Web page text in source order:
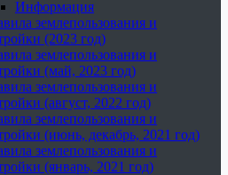
Информация
землепользования и
(2023 год)
землепользования и
(май, 2023 год)
землепользования и
(август, 2022 год)
землепользования и
(июнь, декабрь, 2021 год)
землепользования и
(январь, 2021 год)